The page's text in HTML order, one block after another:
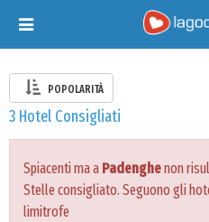
Toggle
navigation
POPOLARITÀ
3 Hotel Consigliati
Spiacenti ma a Padenghenon
Stelle consigliato. Seguono gli
limitrofe